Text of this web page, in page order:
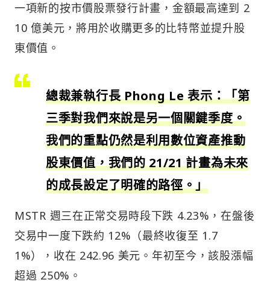
一項新的按市價股票發行計畫，金額最高達到 2
10 億美元，將用於收購更多的比特幣並提升股
東價值。
總裁兼執行長 Phong Le 表示：「第
三季對我們來說是另一個關鍵季度。
我們的重點仍然是利用數位資產推動
股東價值，我們的 21/21 計畫為未來
的成長設定了明確的路徑。」
MSTR 週三在正常交易時段下跌 4.23%，在盤後
交易中一度下跌約 12%（最終收復至 1.7
1%），收在 242.96 美元。年初至今，該股漲幅
超過 250%。